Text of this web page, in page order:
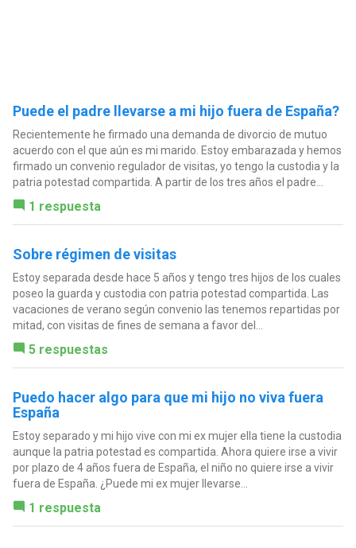
Puede el padre llevarse a mi hijo fuera de España?
Recientemente he firmado una demanda de divorcio de mutuo
acuerdo con el que aún es mi marido. Estoy embarazada y hemos
firmado un convenio regulador de visitas, yo tengo la custodia y la
patria potestad compartida. A partir de los tres años el padre...
1 respuesta
Sobre régimen de visitas
Estoy separada desde hace 5 años y tengo tres hijos de los cuales
poseo la guarda y custodia con patria potestad compartida. Las
vacaciones de verano según convenio las tenemos repartidas por
mitad, con visitas de fines de semana a favor del...
5 respuestas
Puedo hacer algo para que mi hijo no viva fuera
España
Estoy separado y mi hijo vive con mi ex mujer ella tiene la custodia
aunque la patria potestad es compartida. Ahora quiere irse a vivir
por plazo de 4 años fuera de España, el niño no quiere irse a vivir
fuera de España. ¿Puede mi ex mujer llevarse...
1 respuesta